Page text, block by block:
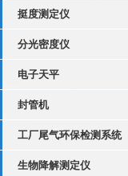
挺度测定仪
分光密度仪
电子天平
封管机
工厂尾气环保检测系统
生物降解测定仪